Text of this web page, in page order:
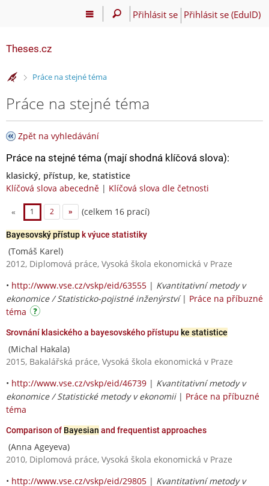
Přihlásit se Přihlásit se (EduID)
Theses.cz
>Práce na stejné téma
Práce na stejné téma
Zpět na vyhledávání
Práce na stejné téma (mají shodná klíčová slova):
klasický, přístup, ke, statistice
Klíčová slova abecedně | Klíčová slova dle četnosti
« 1 2 » (celkem 16 prací)
Bayesovský přístup k výuce statistiky
(Tomáš Karel)
2012, Diplomová práce, Vysoká škola ekonomická v Praze
• http://www.vse.cz/vskp/eid/63555 | Kvantitativní metody v
ekonomice / Statisticko-pojistné inženýrství| Práce na příbuzné
téma
Srovnání klasického a bayesovského přístupu ke statistice
(Michal Hakala)
2015, Bakalářská práce, Vysoká škola ekonomická v Praze
• http://www.vse.cz/vskp/eid/46739 | Kvantitativní metody v
ekonomice / Statistické metody v ekonomii| Práce na příbuzné
téma
Comparison of Bayesian and frequentist approaches
(Anna Ageyeva)
2010, Diplomová práce, Vysoká škola ekonomická v Praze
• http://www.vse.cz/vskp/eid/29805 | Kvantitativní metody v